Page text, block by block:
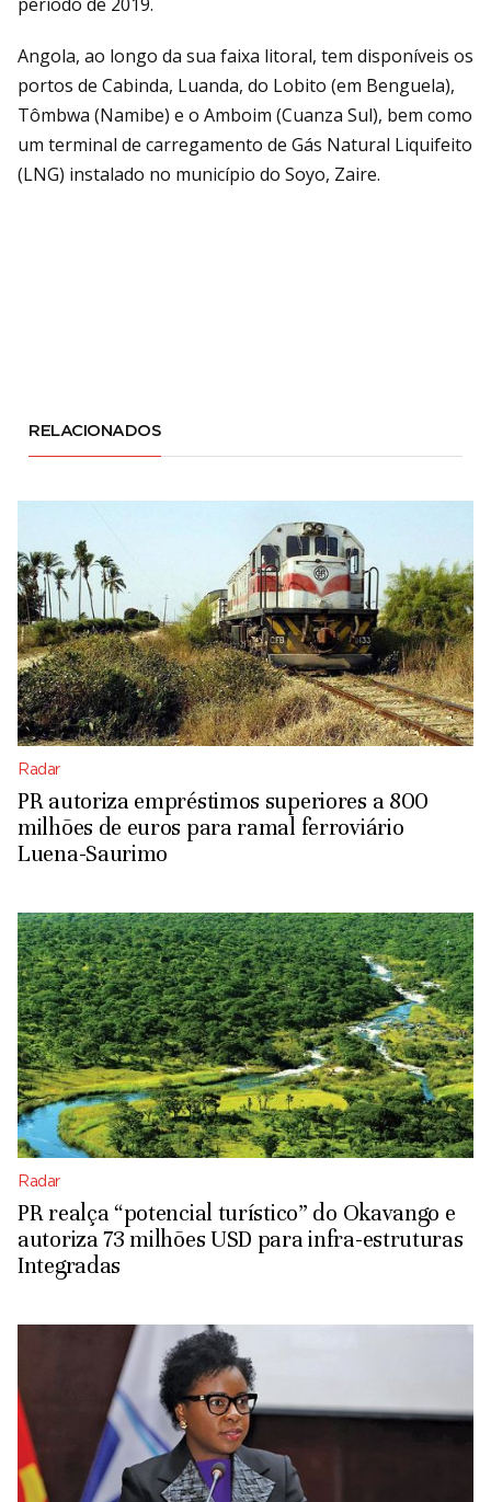
Angola, ao longo da sua faixa litoral, tem disponíveis os
portos de Cabinda, Luanda, do Lobito (em Benguela),
Tômbwa (Namibe) e o Amboim (Cuanza Sul), bem como
um terminal de carregamento de Gás Natural Liquifeito
(LNG) instalado no município do Soyo, Zaire.
RELACIONADOS
Radar
PR autoriza empréstimos superiores a 800
milhões de euros para ramal ferroviário
Luena-Saurimo
Radar
PR realça “potencial turístico” do Okavango e
autoriza 73 milhões USD para infra-estruturas
Integradas